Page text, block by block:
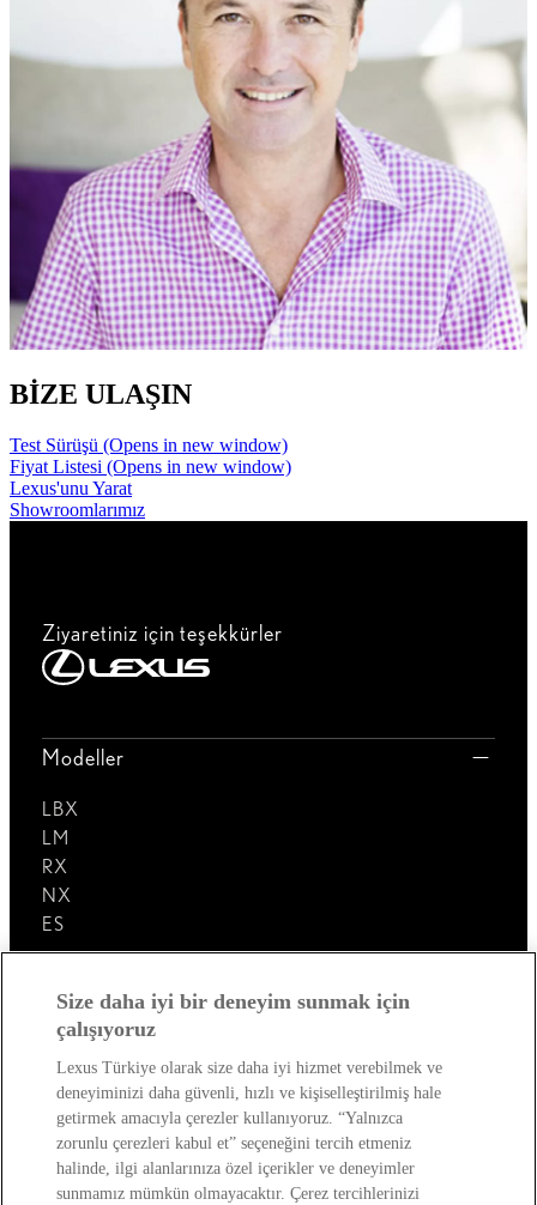
BİZE ULAŞIN
Test Sürüşü (Opens in new window)
Fiyat Listesi (Opens in new window)
Lexus'unu Yarat
Showroomlarımız
Ziyaretiniz için teşekkürler
Modeller
LBX
LM
RX
NX
ES
Lexus'u Keşfedin!
Satış Sonrası
Lexus Dünyası
Size daha iyi bir deneyim sunmak için
çalışıyoruz
Lexus Türkiye olarak size daha iyi hizmet verebilmek ve
deneyiminizi daha güvenli, hızlı ve kişiselleştirilmiş hale
getirmek amacıyla çerezler kullanıyoruz. “Yalnızca
zorunlu çerezleri kabul et” seçeneğini tercih etmeniz
halinde, ilgi alanlarınıza özel içerikler ve deneyimler
sunmamız mümkün olmayacaktır. Çerez tercihlerinizi